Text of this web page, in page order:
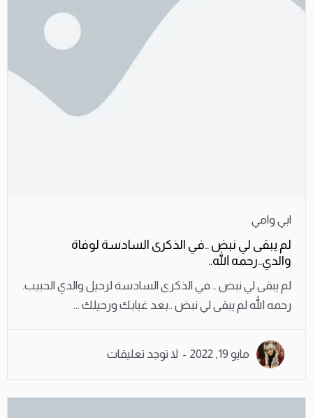
ابي وامي
لم يبقى لي نبض ..في الذكرى السادسة لوفاة
والدي..رحمه الله..
لم يبقى لي نبض .. في الذكرى السادسة لرحيل والدي الحبيب.
رحمه الله لم يبقى لي نبض ..بعد غيابك ورحيلك ...
مايو 19, 2022 لا توجد تعليقات